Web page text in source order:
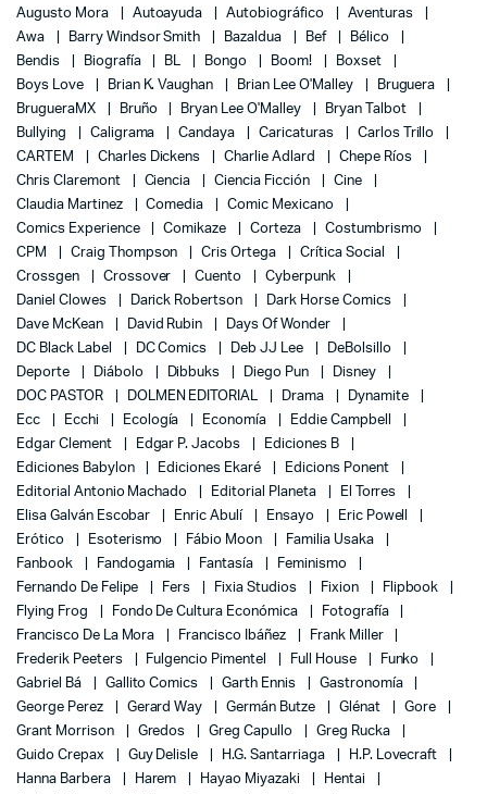
Augusto Mora
Autoayuda Autobiográfico
Aventuras
Awa
Barry Windsor Smith Bazaldua Bef
Bélico
Bendis
Biografía BL Bongo Boom!
Boxset
Boys Love
Brian K. Vaughan Brian Lee O'Malley
Bruguera
BrugueraMX
Bruño Bryan Lee O'Malley
Bryan Talbot
Bullying
Caligrama Candaya Caricaturas
Carlos Trillo
CARTEM
Charles Dickens Charlie Adlard
Chepe Ríos
Chris Claremont
Ciencia Ciencia Ficción
Cine
Claudia Martinez
Comedia
Comic Mexicano
Comics Experience
Comikaze Corteza
Costumbrismo
CPM
Craig Thompson Cris Ortega
Crítica Social
Crossgen
Crossover Cuento
Cyberpunk
Daniel Clowes
Darick Robertson
Dark Horse Comics
Dave McKean
David Rubin
Days Of Wonder
DC Black Label
DC Comics Deb JJ Lee
DeBolsillo
Deporte
Diábolo Dibbuks Diego Pun
Disney
DOC PASTOR
DOLMEN EDITORIAL Drama
Dynamite
Ecc
Ecchi Ecología Economía
Eddie Campbell
Edgar Clement
Edgar P. Jacobs
Ediciones B
Ediciones Babylon
Ediciones Ekaré
Edicions Ponent
Editorial Antonio Machado
Editorial Planeta
El Torres
Elisa Galván Escobar
Enric Abulí Ensayo
Eric Powell
Erótico
Esoterismo Fábio Moon
Familia Usaka
Fanbook
Fandogamia Fantasía
Feminismo
Fernando De Felipe
Fers Fixia Studios Fixion
Flipbook
Flying Frog
Fondo De Cultura Económica
Fotografía
Francisco De La Mora
Francisco Ibáñez
Frank Miller
Frederik Peeters
Fulgencio Pimentel Full House
Funko
Gabriel Bá
Gallito Comics Garth Ennis
Gastronomía
George Perez
Gerard Way Germán Butze Glénat
Gore
Grant Morrison
Gredos Greg Capullo
Greg Rucka
Guido Crepax
Guy Delisle H.G. Santarriaga
H.P. Lovecraft
Hanna Barbera
Harem Hayao Miyazaki
Hentai